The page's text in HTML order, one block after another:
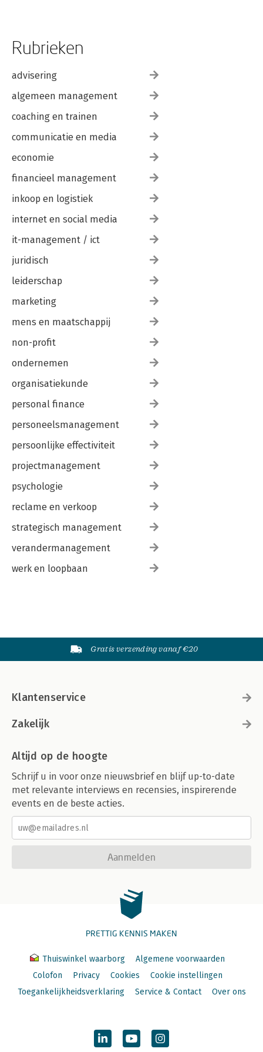
Rubrieken
advisering
algemeen management
coaching en trainen
communicatie en media
economie
financieel management
inkoop en logistiek
internet en social media
it-management / ict
juridisch
leiderschap
marketing
mens en maatschappij
non-profit
ondernemen
organisatiekunde
personal finance
personeelsmanagement
persoonlijke effectiviteit
projectmanagement
psychologie
reclame en verkoop
strategisch management
verandermanagement
werk en loopbaan
Gratis verzending vanaf €20
Klantenservice
Zakelijk
Altijd op de hoogte
Schrijf u in voor onze nieuwsbrief en blijf up-to-date
met relevante interviews en recensies, inspirerende
events en de beste acties.
Aanmelden
PRETTIG KENNIS MAKEN
Thuiswinkel waarborg
Algemene voorwaarden
Colofon
Privacy Cookies
Cookie instellingen
Toegankelijkheidsverklaring
Service & Contact Over ons